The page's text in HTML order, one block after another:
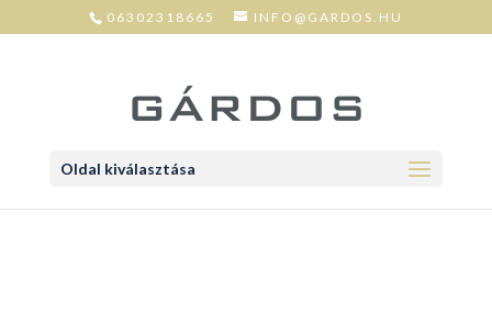
06302318665 INFO@GARDOS.HU
Oldal kiválasztása